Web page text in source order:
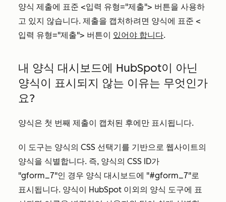
양식 제출에 표준 <입력 유형="제출"> 버튼을 사용하
고 있지 않습니다. 제출을 캡처하려면 양식에 표준 <
입력 유형="제출"> 버튼이 있어야 합니다.
내 양식 대시보드에 HubSpot이 아닌
양식이 표시되지 않는 이유는 무엇인가
요?
양식은 첫 번째 제출이 캡처된 후에만 표시됩니다.
이 도구는 양식의 CSS 선택기를 기반으로 웹사이트의
양식을 식별합니다. 즉, 양식의 CSS ID가
"gform_7"인 경우 양식 대시보드에 "#gform_7"로
표시됩니다. 양식이 HubSpot 이외의 양식 도구에 표